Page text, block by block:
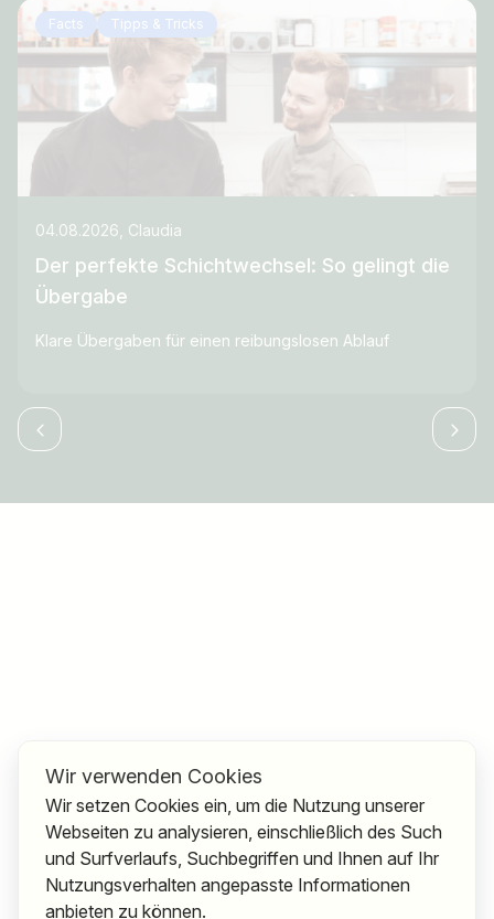
Facts Tipps & Tricks
04.08.2026, Claudia
Der perfekte Schichtwechsel: So gelingt die
Übergabe
Klare Übergaben für einen reibungslosen Ablauf
Wir verwenden Cookies
Wir setzen Cookies ein, um die Nutzung unserer
Webseiten zu analysieren, einschließlich des Such
und Surfverlaufs, Suchbegriffen und Ihnen auf Ihr
Nutzungsverhalten angepasste Informationen
anbieten zu können.